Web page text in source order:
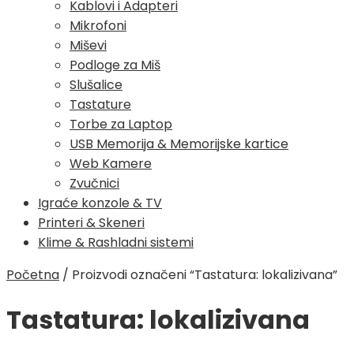
Kablovi i Adapteri
Mikrofoni
Miševi
Podloge za Miš
Slušalice
Tastature
Torbe za Laptop
USB Memorija & Memorijske kartice
Web Kamere
Zvučnici
Igraće konzole & TV
Printeri & Skeneri
Klime & Rashladni sistemi
Početna / Proizvodi označeni “Tastatura: lokalizivana”
Tastatura: lokalizivana